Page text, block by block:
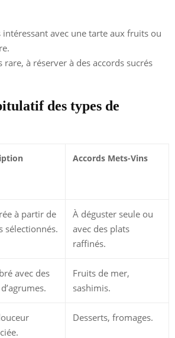
intéressant avec une tarte aux fruits ou
rare, à réserver à des accords sucrés
des types de
Accords Mets-Vins
à partir de
sélectionnés.
À déguster seule ou
avec des plats
raffinés.
avec des
Fruits de mer,
sashimis.
Desserts, fromages.